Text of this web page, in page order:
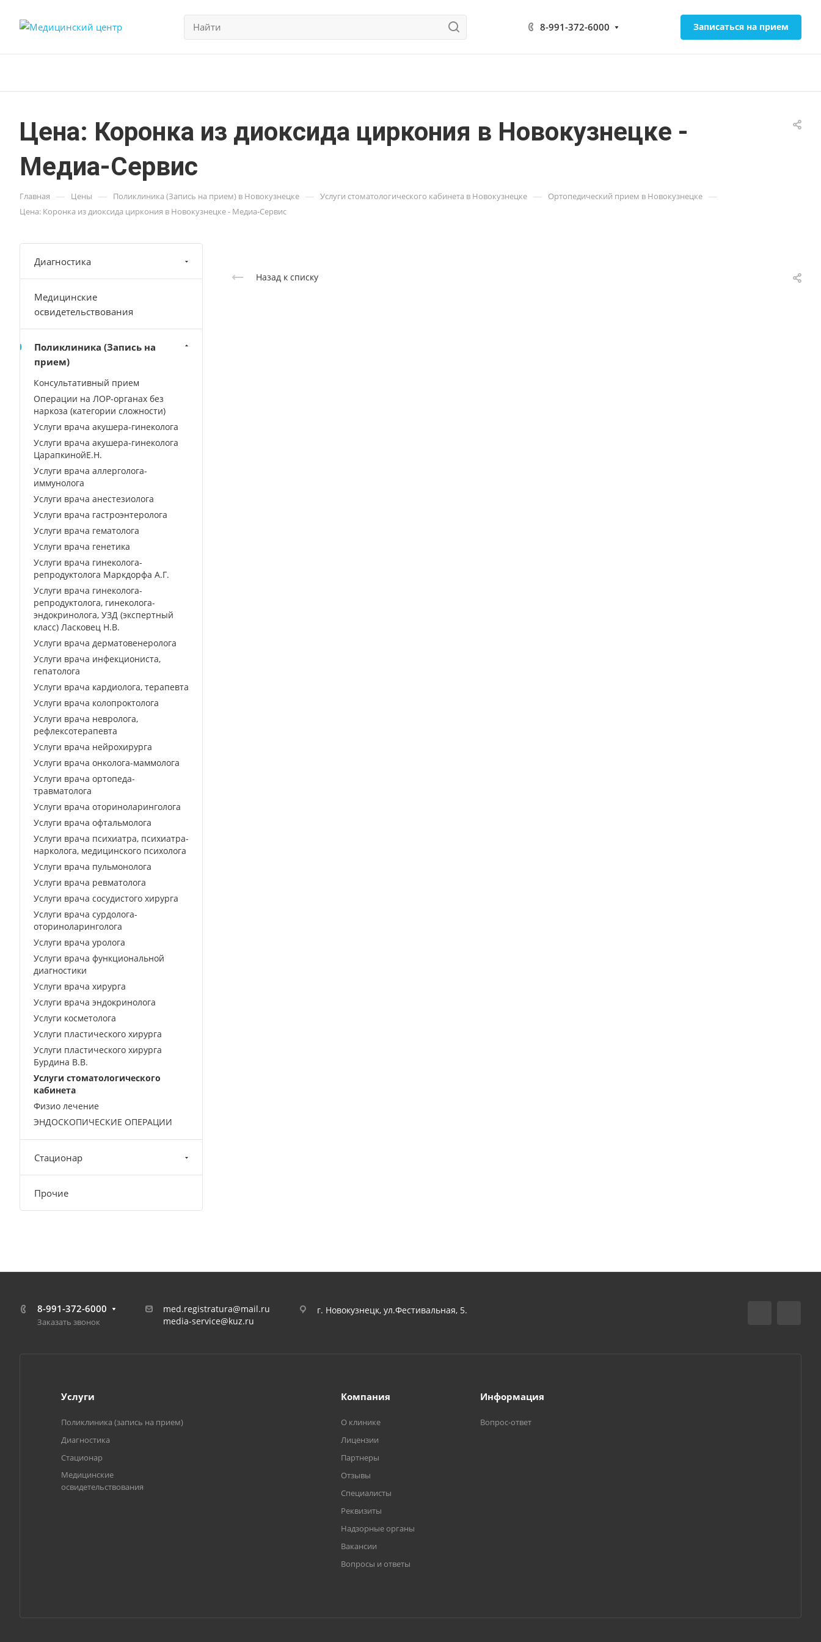
8-991-372-6000 Записаться на прием
Цена: Коронка из диоксида циркония в Новокузнецке -
Медиа-Сервис
Главная — Цены — Поликлиника (Запись на прием) в Новокузнецке — Услуги стоматологического кабинета в Новокузнецке — Ортопедический прием в Новокузнецке —
Цена: Коронка из диоксида циркония в Новокузнецке - Медиа-Сервис
Назад к списку
Диагностика
Медицинские
освидетельствования
Поликлиника (Запись на
прием)
Консультативный прием
Операции на ЛОР-органах без
наркоза (категории сложности)
Услуги врача акушера-гинеколога
Услуги врача акушера-гинеколога
ЦарапкинойЕ.Н.
Услуги врача аллерголога-
иммунолога
Услуги врача анестезиолога
Услуги врача гастроэнтеролога
Услуги врача гематолога
Услуги врача генетика
Услуги врача гинеколога-
репродуктолога Маркдорфа А.Г.
Услуги врача гинеколога-
репродуктолога, гинеколога-
эндокринолога, УЗД (экспертный
класс) Ласковец Н.В.
Услуги врача дерматовенеролога
Услуги врача инфекциониста,
гепатолога
Услуги врача кардиолога, терапевта
Услуги врача колопроктолога
Услуги врача невролога,
рефлексотерапевта
Услуги врача нейрохирурга
Услуги врача онколога-маммолога
Услуги врача ортопеда-
травматолога
Услуги врача оториноларинголога
Услуги врача офтальмолога
Услуги врача психиатра, психиатра-
нарколога, медицинского психолога
Услуги врача пульмонолога
Услуги врача ревматолога
Услуги врача сосудистого хирурга
Услуги врача сурдолога-
оториноларинголога
Услуги врача уролога
Услуги врача функциональной
диагностики
Услуги врача хирурга
Услуги врача эндокринолога
Услуги косметолога
Услуги пластического хирурга
Услуги пластического хирурга
Бурдина В.В.
Услуги стоматологического
кабинета
Физио лечение
ЭНДОСКОПИЧЕСКИЕ ОПЕРАЦИИ
Стационар
Прочие
8-991-372-6000
Заказать звонок
med.registratura@mail.ru
media-service@kuz.ru
г. Новокузнецк, ул.Фестивальная, 5.
Услуги
Поликлиника (запись на прием)
Диагностика
Стационар
Медицинские
освидетельствования
Компания
О клинике
Лицензии
Партнеры
Отзывы
Специалисты
Реквизиты
Надзорные органы
Вакансии
Вопросы и ответы
Информация
Вопрос-ответ